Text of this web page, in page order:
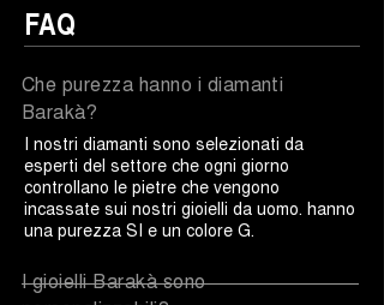
FAQ
Che purezza hanno i diamanti
Barakà?
I nostri diamanti sono selezionati da
esperti del settore che ogni giorno
controllano le pietre che vengono
incassate sui nostri gioielli da uomo. hanno
una purezza SI e un colore G.
I gioielli Barakà sono